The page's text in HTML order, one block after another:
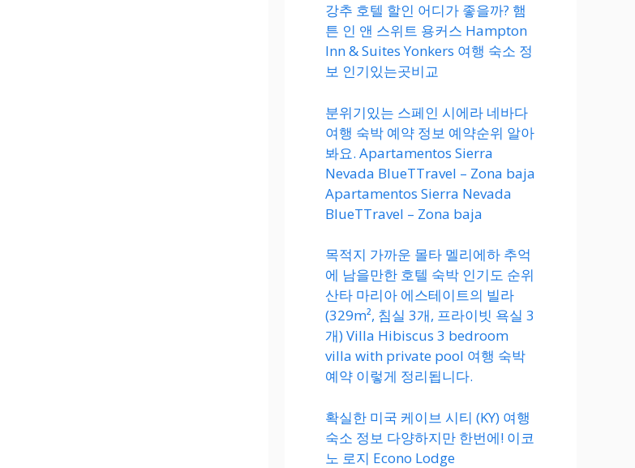
강추 호텔 할인 어디가 좋을까? 햄
튼 인 앤 스위트 용커스 Hampton
Inn & Suites Yonkers 여행 숙소 정
보 인기있는곳비교
분위기있는 스페인 시에라 네바다
여행 숙박 예약 정보 예약순위 알아
봐요. Apartamentos Sierra
Nevada BlueTTravel – Zona baja
Apartamentos Sierra Nevada
BlueTTravel – Zona baja
목적지 가까운 몰타 멜리에하 추억
에 남을만한 호텔 숙박 인기도 순위
산타 마리아 에스테이트의 빌라
(329m², 침실 3개, 프라이빗 욕실 3
개) Villa Hibiscus 3 bedroom
villa with private pool 여행 숙박
예약 이렇게 정리됩니다.
확실한 미국 케이브 시티 (KY) 여행
숙소 정보 다양하지만 한번에! 이코
노 로지 Econo Lodge